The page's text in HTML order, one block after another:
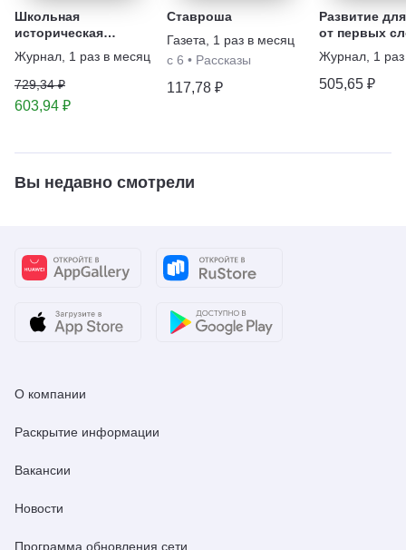
Школьная
историческая
библиотека. Серия
книг
Журнал 1 раз в месяц
729,34 ₽
603,94 ₽
Ставроша
Газета
1 раз в месяц
с 6 • Рассказы
117,78 ₽
Развитие
от первых
покорения
Книжная
Журнал 1
505,65 ₽
Вы недавно смотрели
О компании
Раскрытие информации
Вакансии
Новости
Программа обновления сети